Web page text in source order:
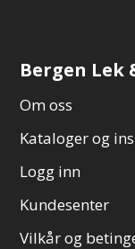
Bergen Lek
Om oss
Kataloger og
Logg inn
Kundesenter
Vilkår og